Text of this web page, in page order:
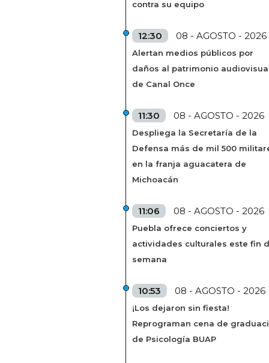
contra su equipo
12:30 08 - AGOSTO - 2026
Alertan medios públicos por
daños al patrimonio
de Canal Once
11:30 08 - AGOSTO - 2026
Despliega la Secretaría de la
Defensa más de mil 500
en la franja aguacatera de
Michoacán
11:06 08 - AGOSTO - 2026
Puebla ofrece conciertos y
actividades culturales este fin
semana
10:53 08 - AGOSTO - 2026
¡Los dejaron sin fiesta!
Reprograman cena de
de Psicología BUAP